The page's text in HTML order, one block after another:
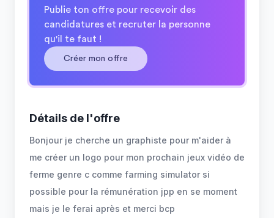
Publie ton offre pour recevoir des
candidatures et recruter la personne
qu'il te faut !
Créer mon offre
Détails de l'offre
Bonjour je cherche un graphiste pour m'aider à
me créer un logo pour mon prochain jeux vidéo de
ferme genre c comme farming simulator si
possible pour la rémunération jpp en se moment
mais je le ferai après et merci bcp